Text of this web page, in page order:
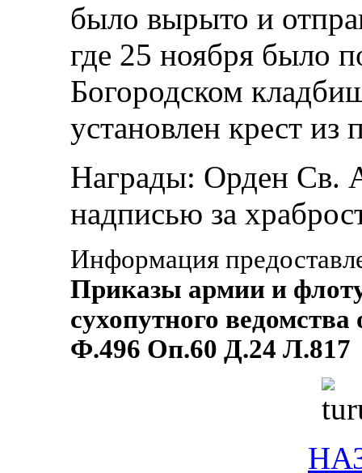
было вырыто и
где 25 ноября было
Богородском
установлен крест из
Награды: Орден Св.
надписью за
Информация
Приказы армии и
сухопутного
Ф.496 Оп.60 Д.24 Л.817